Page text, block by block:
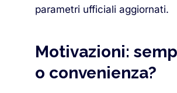
parametri ufficiali aggiornati.
Motivazioni:
o convenienza?